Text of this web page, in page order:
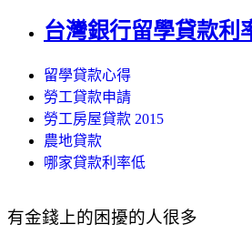
台灣銀行留學貸款利
留學貸款心得
勞工貸款申請
勞工房屋貸款 2015
農地貸款
哪家貸款利率低
有金錢上的困擾的人很多